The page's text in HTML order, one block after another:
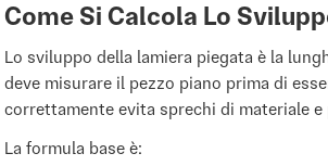
Come Si Calcola Lo
Lo sviluppo della lamiera piegata è la
deve misurare il pezzo piano prima di
correttamente evita sprechi di materiale
La formula base è: